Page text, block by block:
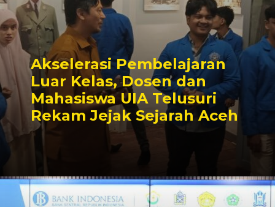
Akselerasi Pembelajaran
Luar Kelas, Dosen dan
Mahasiswa UIA Telusuri
Rekam Jejak Sejarah Aceh